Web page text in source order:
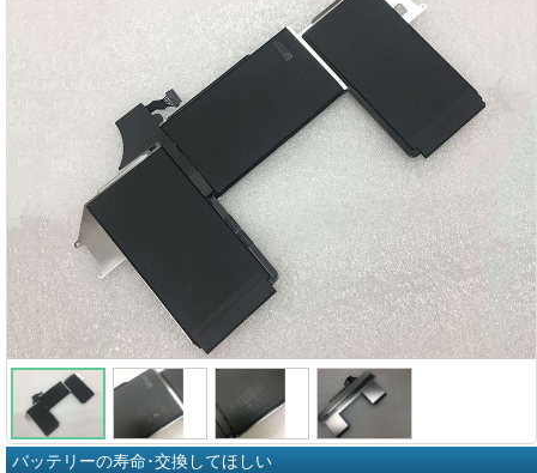
バッテリーの寿命･交換してほしい